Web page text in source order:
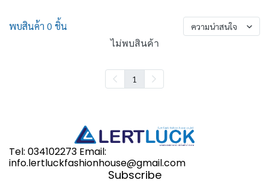
พบสินค้า 0 ชิ้น ความน่าสนใจ
ไม่พบสินค้า
1
Tel: 034102273 Email:
info.lertluckfashionhouse@gmail.com
Subscribe